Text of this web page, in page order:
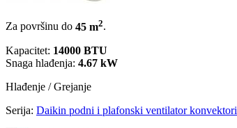
Za površinu do 45 m2.
Kapacitet: 14000 BTU
Snaga hlađenja: 4.67 kW
Hlađenje / Grejanje
Serija: Daikin podni i plafonski ventilator konvektori